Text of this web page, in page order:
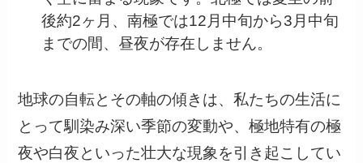
後約2ヶ月、南極では12月中旬から3月中旬
までの間、昼夜が存在しません。
地球の自転とその軸の傾きは、私たちの生活に
とって馴染み深い季節の変動や、極地特有の極
夜や白夜といった壮大な現象を引き起こしてい